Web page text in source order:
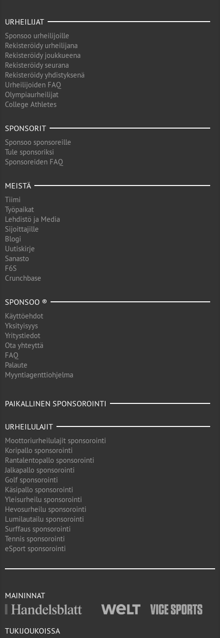
URHEILIJAT
Sponsoo urheilijoille
Rekisteröidy urheilijana
Rekisteröidy joukkueena
Rekisteröidy seurana
Rekisteröidy yhdistyksenä
Urheilijoiden FAQ
Olympiaurheilijat
College Athletes
SPONSORIT
Sponsoo sponsoreille
Tule sponsoriksi
Sponsoreiden FAQ
MEISTÄ
Tiimi
Työpaikat
Lehdistö ja Media
Sijoittajille
Blogi
Uutiskirje
Sanasto
F6S
Crunchbase
SPONSOO ®
Käyttöehdot
Yksityisyys
Yritystiedot
Ota yhteyttä
FAQ
Palaute
Myyntiagenttiohjelma
PAIKALLINEN SPONSOROINTI
URHEILULAJIT
Moottoriurheilulajit sponsorointi
Koripallo sponsorointi
Rantalentopallo sponsorointi
Jalkapallo sponsorointi
Golf sponsorointi
Käsipallo sponsorointi
Yleisurheilu sponsorointi
Hevosurheilu sponsorointi
Lumilautailu sponsorointi
Surffaus sponsorointi
Tennis sponsorointi
eSport sponsorointi
MAININNAT
TUKIJOUKOISSA